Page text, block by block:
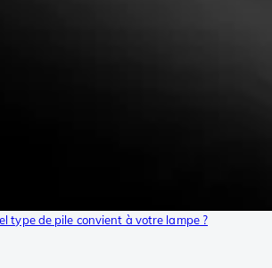
type de pile convient à votre lampe ?